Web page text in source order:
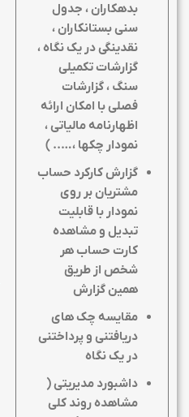
بدهکاران ، جدول
سنی بستانکاران ،
نقدینگی در یک نگاه ،
گزارشات تکمیلی
سنگ ، گزارشات
فصلی با امکان ارائه
اظهارنامه مالیاتی ،
نمودار چکها ،….. )
گزارش کارکرد حساب
مشتریان بر روی
نمودار با قابلیت
تبدیل و مشاهده
کارت حساب هر
شخص از طریق
همین گزارش
مقایسه چک های
دریافتنی و پرداختنی
در یک نگاه
داشبورد مدیریتی (
مشاهده روند کلی